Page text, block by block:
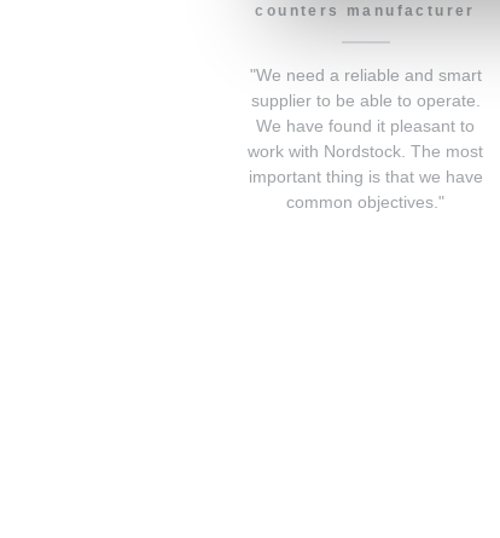
counters manufacturer
"We need a reliable and smart
supplier to be able to operate.
We have found it pleasant to
work with Nordstock. The most
important thing is that we have
common objectives."